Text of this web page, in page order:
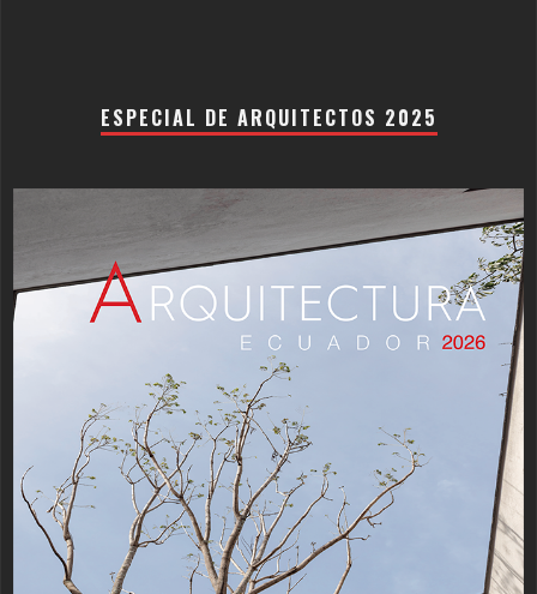
ESPECIAL DE ARQUITECTOS 2025